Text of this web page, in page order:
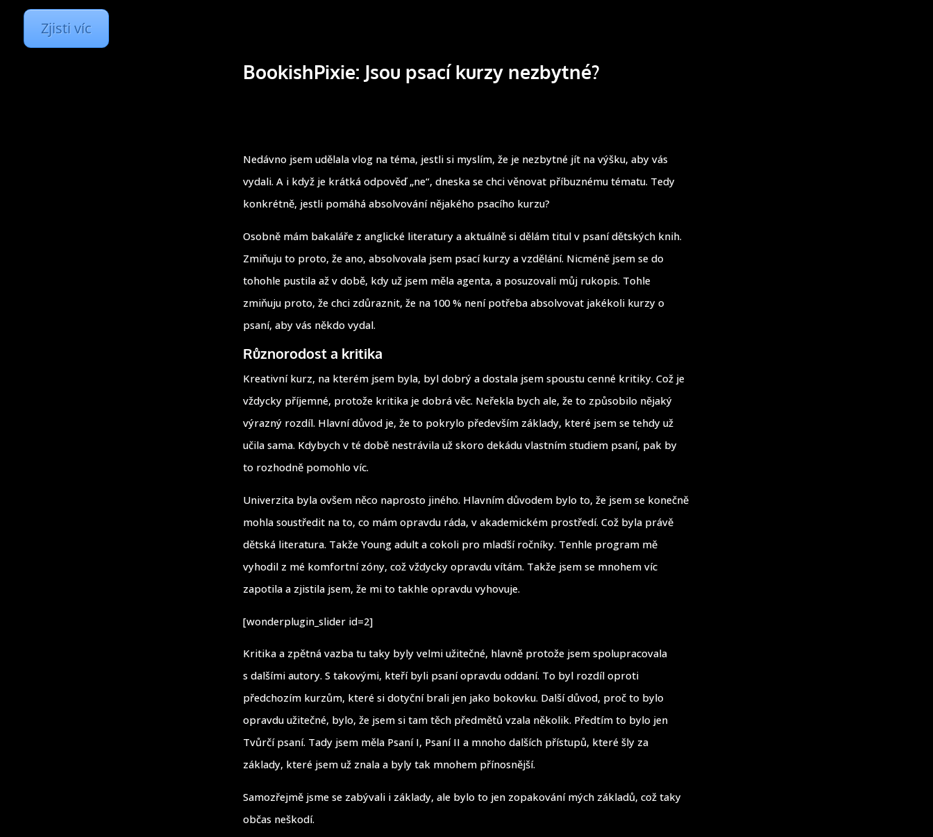
Zjisti víc
BookishPixie: Jsou psací kurzy nezbytné?
Nedávno jsem udělala vlog na téma, jestli si myslím, že je nezbytné jít na výšku, aby vás
vydali. A i když je krátká odpověď „ne“, dneska se chci věnovat příbuznému tématu. Tedy
konkrétně, jestli pomáhá absolvování nějakého psacího kurzu?
Osobně mám bakaláře z anglické literatury a aktuálně si dělám titul v psaní dětských knih.
Zmiňuju to proto, že ano, absolvovala jsem psací kurzy a vzdělání. Nicméně jsem se do
tohohle pustila až v době, kdy už jsem měla agenta, a posuzovali můj rukopis. Tohle
zmiňuju proto, že chci zdůraznit, že na 100 % není potřeba absolvovat jakékoli kurzy o
psaní, aby vás někdo vydal.
Různorodost a kritika
Kreativní kurz, na kterém jsem byla, byl dobrý a dostala jsem spoustu cenné kritiky. Což je
vždycky příjemné, protože kritika je dobrá věc. Neřekla bych ale, že to způsobilo nějaký
výrazný rozdíl. Hlavní důvod je, že to pokrylo především základy, které jsem se tehdy už
učila sama. Kdybych v té době nestrávila už skoro dekádu vlastním studiem psaní, pak by
to rozhodně pomohlo víc.
Univerzita byla ovšem něco naprosto jiného. Hlavním důvodem bylo to, že jsem se konečně
mohla soustředit na to, co mám opravdu ráda, v akademickém prostředí. Což byla právě
dětská literatura. Takže Young adult a cokoli pro mladší ročníky. Tenhle program mě
vyhodil z mé komfortní zóny, což vždycky opravdu vítám. Takže jsem se mnohem víc
zapotila a zjistila jsem, že mi to takhle opravdu vyhovuje.
[wonderplugin_slider id=2]
Kritika a zpětná vazba tu taky byly velmi užitečné, hlavně protože jsem spolupracovala
s dalšími autory. S takovými, kteří byli psaní opravdu oddaní. To byl rozdíl oproti
předchozím kurzům, které si dotyční brali jen jako bokovku. Další důvod, proč to bylo
opravdu užitečné, bylo, že jsem si tam těch předmětů vzala několik. Předtím to bylo jen
Tvůrčí psaní. Tady jsem měla Psaní I, Psaní II a mnoho dalších přístupů, které šly za
základy, které jsem už znala a byly tak mnohem přínosnější.
Samozřejmě jsme se zabývali i základy, ale bylo to jen zopakování mých základů, což taky
občas neškodí.